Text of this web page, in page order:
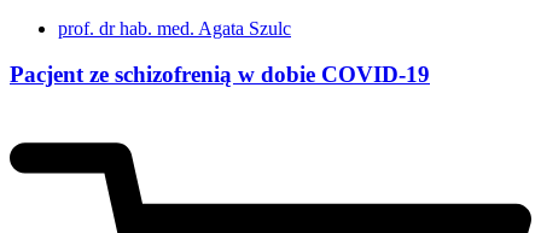
prof. dr hab. med. Agata Szulc
Pacjent ze schizofrenią w dobie COVID-19